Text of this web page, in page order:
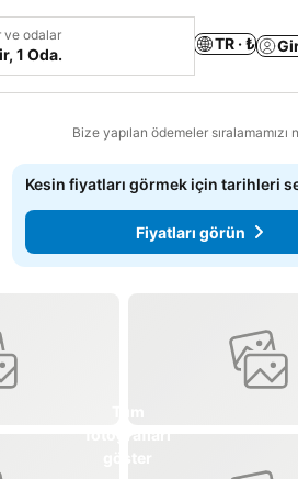
ve odalar
1 Oda.
TR · ₺
Bize yapılan ödemeler sıralamamızı
ekle
Kesin fiyatları görmek için tarihleri
Fiyatları görün